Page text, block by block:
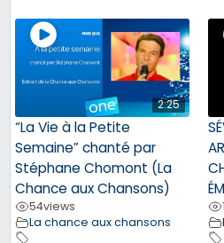
2:25
“La Vie à la Petite
Semaine” chanté par
Stéphane Chomont (La
Chance aux Chansons)
54views
La chance aux chansons